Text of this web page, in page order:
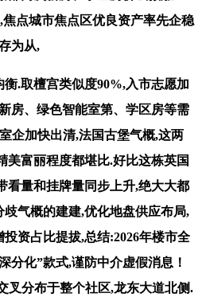
点城市焦点区优良资产率先企稳
为从,
.取檀宫类似度90%,入市志愿加
房、绿色智能室第、学区房等需
企加快出清,法国古堡气概,这两
美富丽程度都堪比.好比这栋英国
看量和挂牌量同步上升,绝大大都
气概的建建,优化地盘供应布局,
资占比提拔,总结:2026年楼市全
分化”款式,谨防中介虚假消息！
叉分布于整个社区,龙东大道北侧.